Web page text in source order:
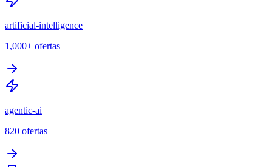
artificial-intelligence
1,000+ ofertas
agentic-ai
820 ofertas